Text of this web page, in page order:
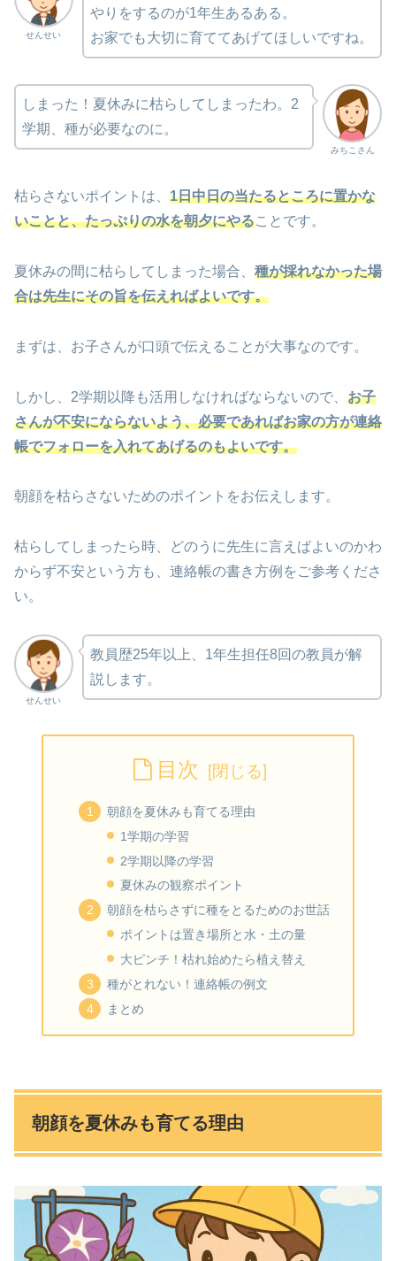
せんせい
やりをするのが1年生あるある。
お家でも大切に育ててあげてほしいですね。
みちこさん
しまった！夏休みに枯らしてしまったわ。2
学期、種が必要なのに。
枯らさないポイントは、 1日中日の当たるところに置かな
いことと、たっぷりの水を朝夕にやることです。
夏休みの間に枯らしてしまった場合、 種が採れなかった場
合は先生にその旨を伝えればよいです。
まずは、お子さんが口頭で伝えることが大事なのです。
しかし、2学期以降も活用しなければならないので、 お子
さんが不安にならないよう、必要であればお家の方が連絡
帳でフォローを入れてあげるのもよいです。
朝顔を枯らさないためのポイントをお伝えします。
枯らしてしまったら時、どのうに先生に言えばよいのかわ
からず不安という方も、連絡帳の書き方例をご参考くださ
い。
せんせい
教員歴25年以上、1年生担任8回の教員が解
説します。
目次
朝顔を夏休みも育てる理由
1学期の学習
2学期以降の学習
夏休みの観察ポイント
朝顔を枯らさずに種をとるためのお世話
ポイントは置き場所と水・土の量
大ピンチ！枯れ始めたら植え替え
種がとれない！連絡帳の例文
まとめ
朝顔を夏休みも育てる理由